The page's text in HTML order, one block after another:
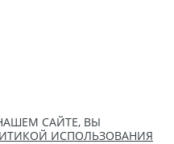
САЙТЕ, ВЫ
ИСПОЛЬЗОВАНИЯ